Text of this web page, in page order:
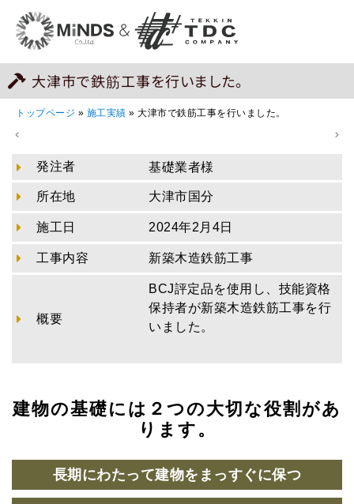
大津市で鉄筋工事を行いました。
トップページ » 施工実績 » 大津市で鉄筋工事を行いました。
発注者 基礎業者様
所在地 大津市国分
施工日 2024年2月4日
工事内容 新築木造鉄筋工事
概要
BCJ評定品を使用し、技能資格
保持者が新築木造鉄筋工事を行
いました。
建物の基礎には２つの大切な役割があ
ります。
長期にわたって建物をまっすぐに保つ